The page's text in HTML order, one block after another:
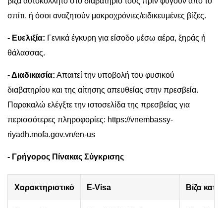
σπίτι, ή όσοι αναζητούν μακροχρόνιες/ειδικευμένες βίζες.
- Ευελιξία: Γενικά έγκυρη για είσοδο μέσω αέρα, ξηράς ή
θάλασσας.
- Διαδικασία: Απαιτεί την υποβολή του φυσικού
διαβατηρίου και της αίτησης απευθείας στην πρεσβεία.
Παρακαλώ ελέγξτε την ιστοσελίδα της πρεσβείας για
περισσότερες πληροφορίες: https://vnembassy-
riyadh.mofa.gov.vn/en-us
- Γρήγορος Πίνακας Σύγκρισης
Χαρακτηριστικό E-Visa Βίζα